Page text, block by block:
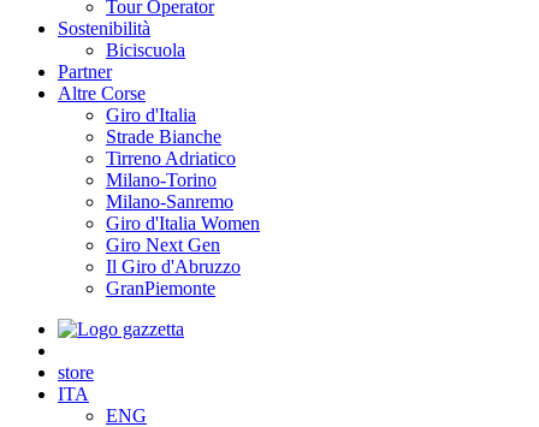
Tour Operator
Sostenibilità
Biciscuola
Partner
Altre Corse
Giro d'Italia
Strade Bianche
Tirreno Adriatico
Milano-Torino
Milano-Sanremo
Giro d'Italia Women
Giro Next Gen
Il Giro d'Abruzzo
GranPiemonte
store
ITA
ENG